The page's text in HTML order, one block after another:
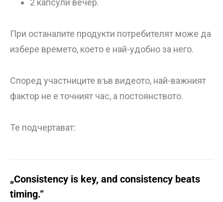
2 капсули вечер.
При останалите продукти потребителят може да
избере времето, което е най-удобно за него.
Според участниците във видеото, най-важният
фактор не е точният час, а постоянството.
Те подчертават:
„Consistency is key, and consistency beats
timing.“